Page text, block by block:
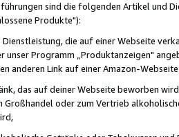
sind die folgenden Artikel und
Produkte"):
die auf einer Webseite
unser Programm „Produktanzeigen"
anderen Link auf einer Amazon-
das auf deiner Webseite beworben
Großhandel oder zum Vertrieb